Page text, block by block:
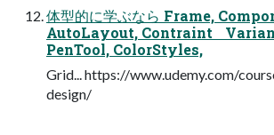
体型的に学ぶなら Frame,
AutoLayout, Contraint
PenTool, ColorStyles,
Grid... https://www.udemy.com/
design/